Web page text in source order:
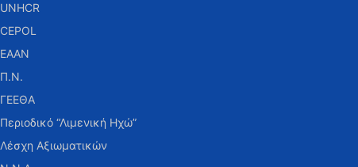
UNHCR
CEPOL
ΕΑΑΝ
Π.Ν.
ΓΕΕΘΑ
Περιοδικό “Λιμενική Ηχώ”
Λέσχη Αξιωματικών